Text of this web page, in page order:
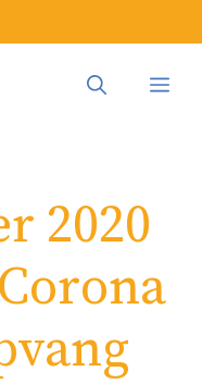
2020